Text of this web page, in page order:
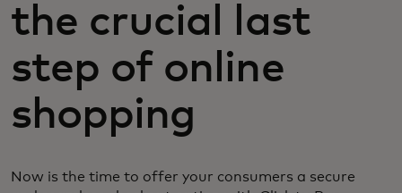
the crucial last
step of online
shopping
Now is the time to offer your consumers a secure